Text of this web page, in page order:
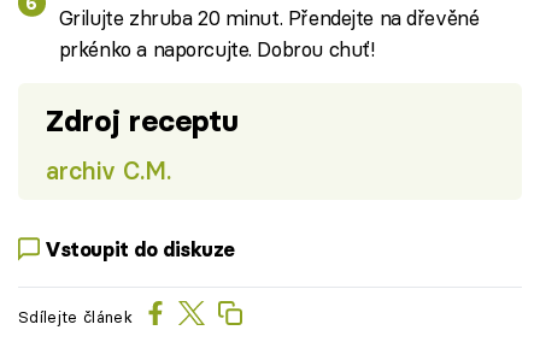
Grilujte zhruba 20 minut. Přendejte na dřevěné
prkénko a naporcujte. Dobrou chuť!
Zdroj receptu
archiv C.M.
Vstoupit do diskuze
Sdílejte článek